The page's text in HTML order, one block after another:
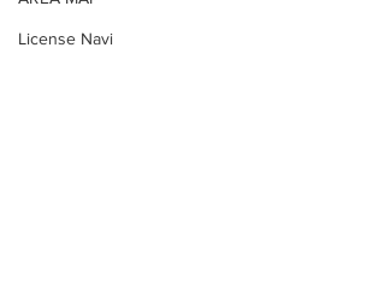
License Navi